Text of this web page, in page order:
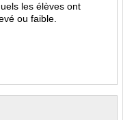
les élèves ont
ou faible.